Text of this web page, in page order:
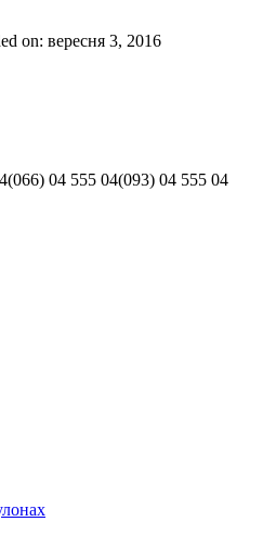
on: вересня 3, 2016
(066) 04 555 04(093) 04 555 04